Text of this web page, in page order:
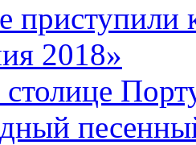
приступили
2018»